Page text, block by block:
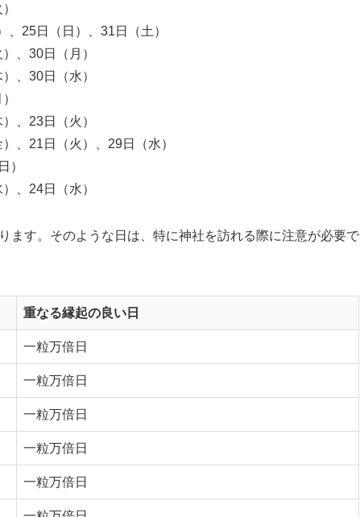
25日（日）、31日（土）
、30日（月）
、30日（水）
、23日（火）
、21日（火）、29日（水）
）
、24日（水）
ます。そのような日は、特に神社を訪れる際に注意が必要で
重なる縁起の良い日
一粒万倍日
一粒万倍日
一粒万倍日
一粒万倍日
一粒万倍日